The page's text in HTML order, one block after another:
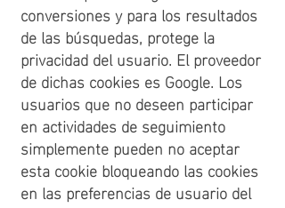
conversiones y para los resultados
de las búsquedas, protege la
privacidad del usuario. El proveedor
de dichas cookies es Google. Los
usuarios que no deseen participar
en actividades de seguimiento
simplemente pueden no aceptar
esta cookie bloqueando las cookies
en las preferencias de usuario del